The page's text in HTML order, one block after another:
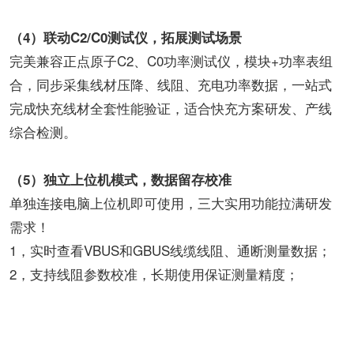
（4）联动C2/C0测试仪，拓展测试场景
完美兼容正点原子C2、C0功率测试仪，模块+功率表组
合，同步采集线材压降、线阻、充电功率数据，一站式
完成快充线材全套性能验证，适合快充方案研发、产线
综合检测。
（5）独立上位机模式，数据留存校准
单独连接电脑上位机即可使用，三大实用功能拉满研发
需求！
1，实时查看VBUS和GBUS线缆线阻、通断测量数据；
2，支持线阻参数校准，长期使用保证测量精度；